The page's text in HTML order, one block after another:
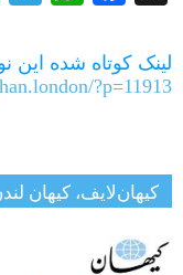
لینک کوتاه شده این
?p=11913
کیهان‌لایف، کیهان